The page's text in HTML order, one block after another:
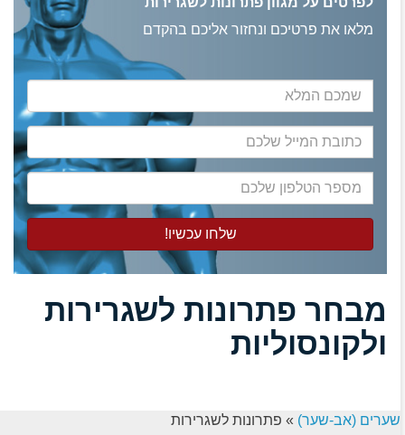
מלאו את פרטיכם ונחזור אליכם בהקדם
שמכם
המלא
כתובת
המייל
שלכם
מספר
הטלפון
שלכם
מבחר פתרונות לשגרירות
ולקונסוליות
שערים (אב-שער) » פתרונות לשגרירות